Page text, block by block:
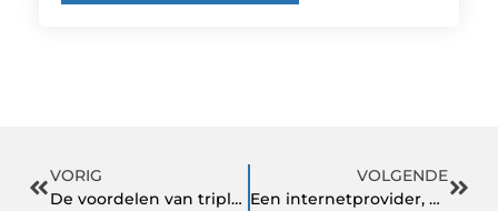
VORIG
De voordelen van triple glas
VOLGENDE
Een internetprovider, wat is dat precies?